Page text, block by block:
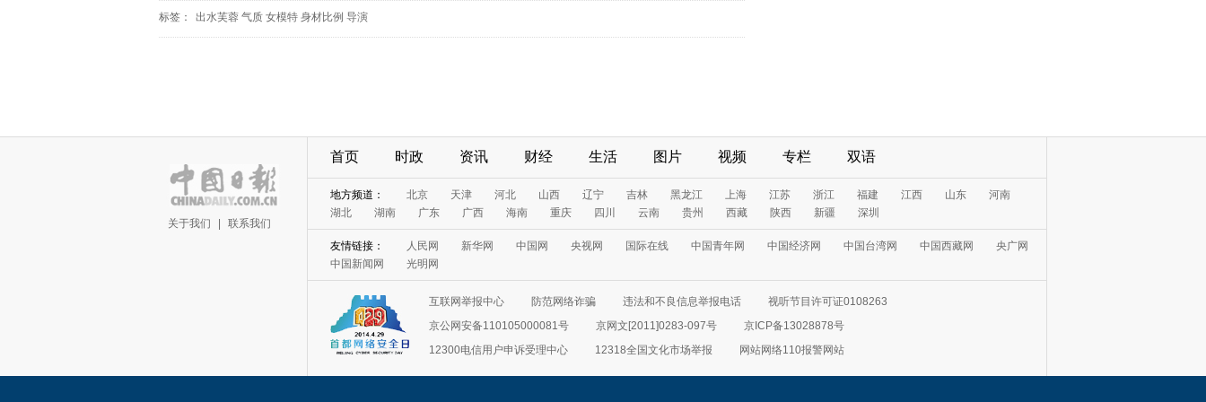
标签： 出水芙蓉 气质 女模特 身材比例 导演
关于我们 联系我们
首页 时政 资讯 财经 生活 图片 视频 专栏 双语
地方频道： 北京 天津 河北 山西 辽宁 吉林 黑龙江 上海 江苏 浙江 福建 江西 山东
河南
湖北
湖南 广东 广西 海南 重庆 四川 云南 贵州 西藏 陕西 新疆 深圳
友情链接： 人民网 新华网 中国网 央视网 国际在线 中国青年网 中国经济网 中国台湾网 中国西藏网
央广网
中国新闻网
光明网
互联网举报中心 防范网络诈骗 违法和不良信息举报电话
视听节目许可证0108263
京公网安备110105000081号
京网文[2011]0283-097号
京ICP备13028878号
12300电信用户申诉受理中心
12318全国文化市场举报 网站网络110报警网站